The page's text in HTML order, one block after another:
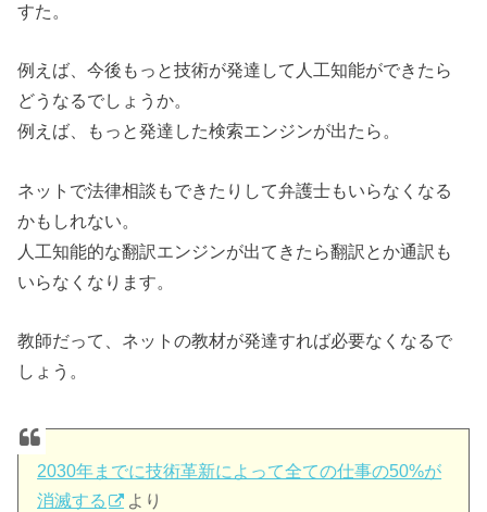
すた。
例えば、今後もっと技術が発達して人工知能ができたら
どうなるでしょうか。
例えば、もっと発達した検索エンジンが出たら。
ネットで法律相談もできたりして弁護士もいらなくなる
かもしれない。
人工知能的な翻訳エンジンが出てきたら翻訳とか通訳も
いらなくなります。
教師だって、ネットの教材が発達すれば必要なくなるで
しょう。
2030年までに技術革新によって全ての仕事の50%が
消滅する
より